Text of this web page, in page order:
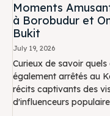
Moments
à Borobudur et
Bukit
July 19, 2026
Curieux de savoir
également arrêtés au
récits captivants des
d'influenceurs